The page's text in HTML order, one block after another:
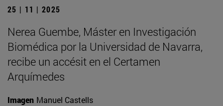
25 | 11 | 2025
Nerea Guembe, Máster en Investigación
Biomédica por la Universidad de Navarra,
recibe un accésit en el Certamen
Arquímedes
Imagen Manuel Castells